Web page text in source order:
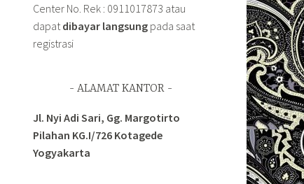
Center No. Rek : 0911017873 atau
dapat dibayar langsung pada saat
registrasi
ALAMAT KANTOR
Jl. Nyi Adi Sari, Gg. Margotirto
Pilahan KG.I/726 Kotagede
Yogyakarta